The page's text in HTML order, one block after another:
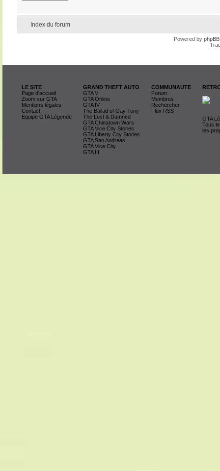
Index du forum
Powered by phpBB
LE SITE
Page d'accueil
Zoom sur GTA
Mentions légales
Contact
Equipe GTA Légende
GRAND THEFT AUTO
GTA V
GTA Online
GTA IV
The Ballad of Gay Tony
The Lost & Damned
GTA Chinatown Wars
GTA Vice City Stories
GTA Liberty City Stories
GTA San Andreas
GTA Vice City
GTA III
COMMUNAUTE
Forum
Membres
Rechercher
Flux RSS
GTA
Tous
les